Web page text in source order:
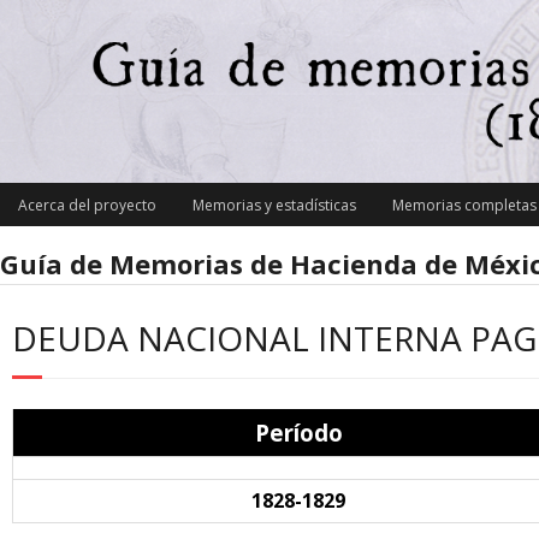
Acerca del proyecto Memorias y estadísticas Memorias
Guía de Memorias de Hacienda de
DEUDA NACIONAL INTERNA
Período
1828-1829